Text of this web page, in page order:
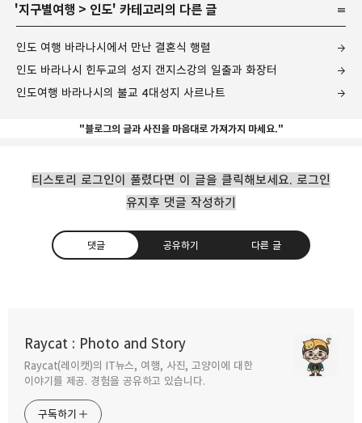
'지구별여행 > 인도' 카테고리의 다른 글
인도 여행 바라나시에서 만난 결혼식 행렬
인도 바라나시 힌두교의 성지 갠지스강의 일출과 화장터
인도여행 바라나시의 불교 4대성지 사르나트
"블로그의 글과 사진을 마음대로 가져가지 마세요."
티스토리 로그인이 풀렸다면 이 글을 클릭해보세요. 로그인
유지후 댓글 작성하기
댓글 공유하기 다른 글
Raycat : Photo and Story
Raycat(레이캣)의 IT뉴스, 여행, 사진, 고양이에 대한
이야기를 제공. 경험을 공유하고 있습니다.
구독하기
구독하기 카카오톡
2019.08.16
인도 바라나시 힌두교의 성지 갠지스강의